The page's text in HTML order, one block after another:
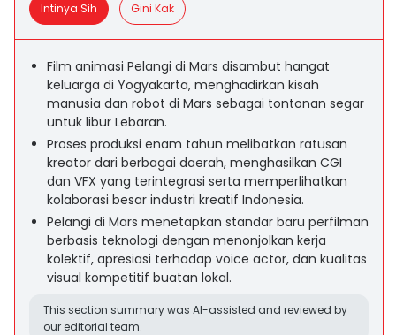
Intinya Sih Gini Kak
Film animasi Pelangi di Mars disambut hangat
keluarga di Yogyakarta, menghadirkan kisah
manusia dan robot di Mars sebagai tontonan segar
untuk libur Lebaran.
Proses produksi enam tahun melibatkan ratusan
kreator dari berbagai daerah, menghasilkan CGI
dan VFX yang terintegrasi serta memperlihatkan
kolaborasi besar industri kreatif Indonesia.
Pelangi di Mars menetapkan standar baru perfilman
berbasis teknologi dengan menonjolkan kerja
kolektif, apresiasi terhadap voice actor, dan kualitas
visual kompetitif buatan lokal.
This section summary was AI-assisted and reviewed by
our editorial team.